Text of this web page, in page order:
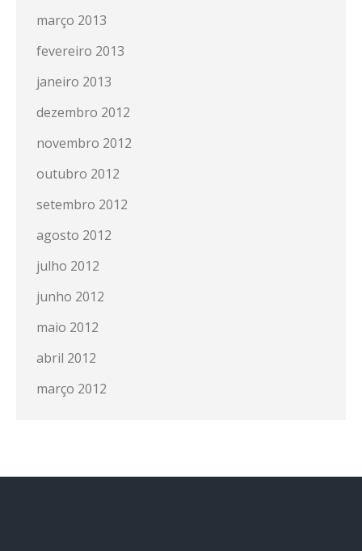
março 2013
fevereiro 2013
janeiro 2013
dezembro 2012
novembro 2012
outubro 2012
setembro 2012
agosto 2012
julho 2012
junho 2012
maio 2012
abril 2012
março 2012